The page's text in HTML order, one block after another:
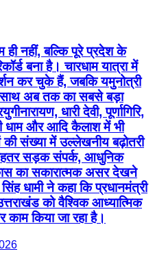
ही नहीं, बल्कि पूरे प्रदेश के
बना है। चारधाम यात्रा में
कर चुके हैं, जबकि यमुनोत्री
अब तक का सबसे बड़ा
धारी देवी, पूर्णागिरि,
धाम और आदि कैलाश में भी
की संख्या में उल्लेखनीय बढ़ोतरी
सड़क संपर्क, आधुनिक
का सकारात्मक असर देखने
धामी ने कहा कि प्रधानमंत्री
को वैश्विक आध्यात्मिक
काम किया जा रहा है।